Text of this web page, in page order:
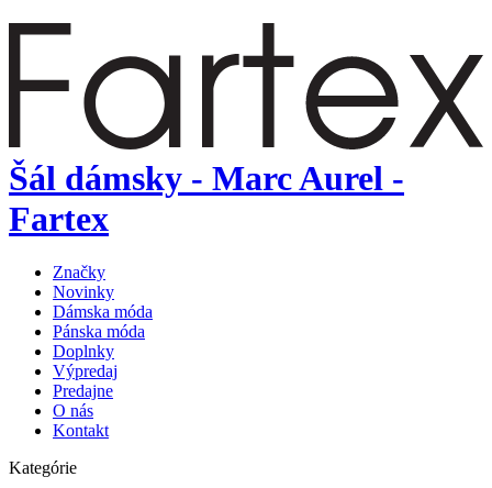
Šál dámsky - Marc Aurel -
Fartex
Značky
Novinky
Dámska móda
Pánska móda
Doplnky
Výpredaj
Predajne
O nás
Kontakt
Kategórie